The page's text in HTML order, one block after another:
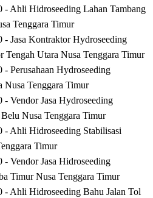
- Ahli Hidroseeding Lahan Tambang
Tenggara Timur
- Jasa Kontraktor Hydroseeding
Tengah Utara Nusa Tenggara Timur
Perusahaan Hydroseeding
Nusa Tenggara Timur
Vendor Jasa Hydroseeding
Nusa Tenggara Timur
- Ahli Hidroseeding Stabilisasi
Timur
Vendor Jasa Hidroseeding
Timur Nusa Tenggara Timur
- Ahli Hidroseeding Bahu Jalan Tol